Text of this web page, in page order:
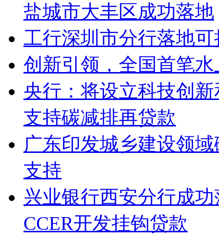
盐城市大丰区成功落地
工行深圳市分行落地
创新引领，全国首笔
央行：将设立科技创
支持碳减排再贷款
广东印发城乡建设领
支持
兴业银行西安分行成
CCER开发挂钩贷款